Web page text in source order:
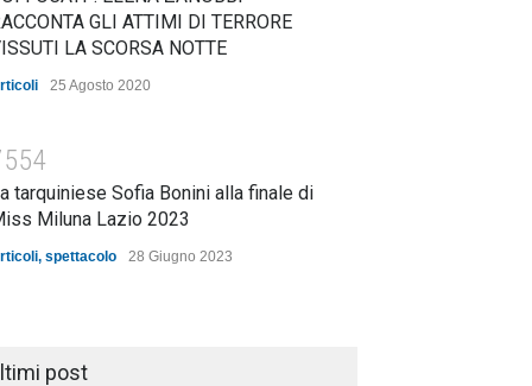
GLI ATTIMI DI TERRORE
LA SCORSA NOTTE
25 Agosto 2020
tarquiniese Sofia Bonini alla finale di
Miluna Lazio 2023
, spettacolo 28 Giugno 2023
post